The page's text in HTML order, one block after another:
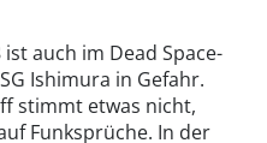
auch im Dead Space-
Ishimura in Gefahr.
stimmt etwas nicht,
Funksprüche. In der